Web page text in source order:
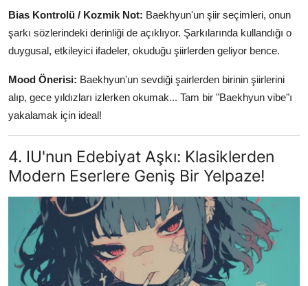
Bias Kontrolü / Kozmik Not: Baekhyun'un şiir seçimleri, onun
şarkı sözlerindeki derinliği de açıklıyor. Şarkılarında kullandığı o
duygusal, etkileyici ifadeler, okuduğu şiirlerden geliyor bence.
Mood Önerisi: Baekhyun'un sevdiği şairlerden birinin şiirlerini
alıp, gece yıldızları izlerken okumak... Tam bir "Baekhyun vibe"ı
yakalamak için ideal!
4. IU'nun Edebiyat Aşkı: Klasiklerden
Modern Eserlere Geniş Bir Yelpaze!